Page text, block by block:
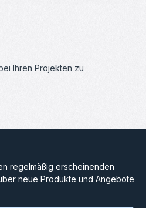
Ihren Projekten zu
regelmäßig erscheinenden
neue Produkte und Angebote